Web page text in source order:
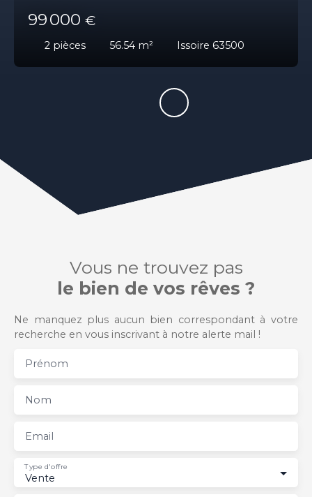
99 000 €
2 pièces 56.54 m² Issoire 63500
Vous ne trouvez pas
le bien de vos rêves ?
Ne manquez plus aucun bien correspondant à votre
recherche en vous inscrivant à notre alerte mail !
Prénom
Nom
Email
Vente
Type d'offre